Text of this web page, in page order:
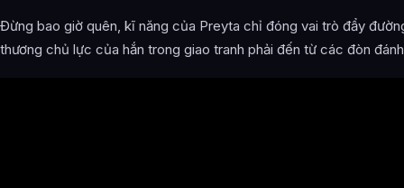
Đừng bao giờ quên, kĩ năng của Preyta chỉ đóng vai trò đẩy
thương chủ lực của hắn trong giao tranh phải đến từ các đòn